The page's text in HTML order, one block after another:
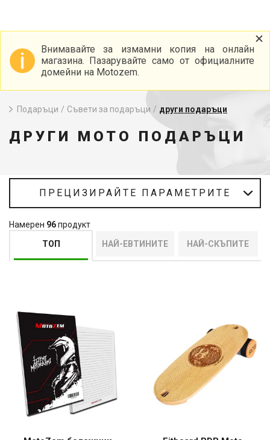
Внимавайте за измамни копия на онлайн
магазина. Пазарувайте само от официалните
домейни на Motozem.
Подаръци / Съвети за подаръци / други подаръци
ДРУГИ МОТО ПОДАРЪЦИ
ПРЕЦИЗИРАЙТЕ ПАРАМЕТРИТЕ
Намерен 96продукт
ТОП
НАЙ-ЕВТИНИТЕ НАЙ-СКЪПИТЕ